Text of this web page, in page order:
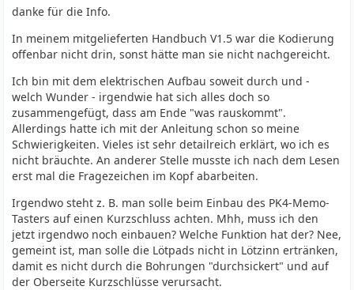
danke für die Info.
In meinem mitgelieferten Handbuch V1.5 war die Kodierung
offenbar nicht drin, sonst hätte man sie nicht nachgereicht.
Ich bin mit dem elektrischen Aufbau soweit durch und -
welch Wunder - irgendwie hat sich alles doch so
zusammengefügt, dass am Ende "was rauskommt".
Allerdings hatte ich mit der Anleitung schon so meine
Schwierigkeiten. Vieles ist sehr detailreich erklärt, wo ich es
nicht bräuchte. An anderer Stelle musste ich nach dem Lesen
erst mal die Fragezeichen im Kopf abarbeiten.
Irgendwo steht z. B. man solle beim Einbau des PK4-Memo-
Tasters auf einen Kurzschluss achten. Mhh, muss ich den
jetzt irgendwo noch einbauen? Welche Funktion hat der? Nee,
gemeint ist, man solle die Lötpads nicht in Lötzinn ertränken,
damit es nicht durch die Bohrungen "durchsickert" und auf
der Oberseite Kurzschlüsse verursacht.